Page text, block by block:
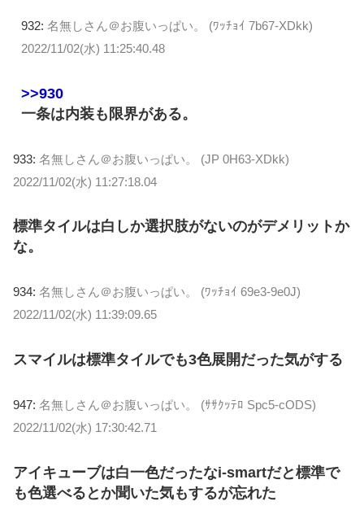
932: 名無しさん＠お腹いっぱい。 (ﾜｯﾁｮｲ 7b67-XDkk)
2022/11/02(水) 11:25:40.48
>>930
一条は内装も限界がある。
933: 名無しさん＠お腹いっぱい。 (JP 0H63-XDkk)
2022/11/02(水) 11:27:18.04
標準タイルは白しか選択肢がないのがデメリットか
な。
934: 名無しさん＠お腹いっぱい。 (ﾜｯﾁｮｲ 69e3-9e0J)
2022/11/02(水) 11:39:09.65
スマイルは標準タイルでも3色展開だった気がする
947: 名無しさん＠お腹いっぱい。 (ｻｻｸｯﾃﾛ Spc5-cODS)
2022/11/02(水) 17:30:42.71
アイキューブは白一色だったなi-smartだと標準で
も色選べるとか聞いた気もするが忘れた